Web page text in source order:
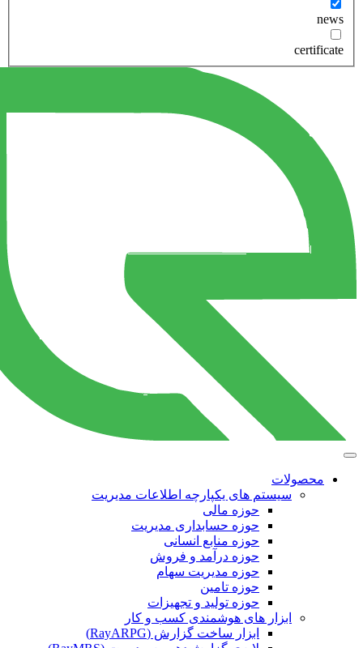
news
certificate
محصولات
سیستم های یکپارچه اطلاعات مدیریت
حوزه مالی
حوزه حسابداری مدیریت
حوزه منابع انسانی
حوزه درآمد و فروش
حوزه مدیریت سهام
حوزه تامین
حوزه تولید و تجهیزات
ابزار های هوشمندی کسب و کار
ابزار ساخت گزارش (RayARPG)